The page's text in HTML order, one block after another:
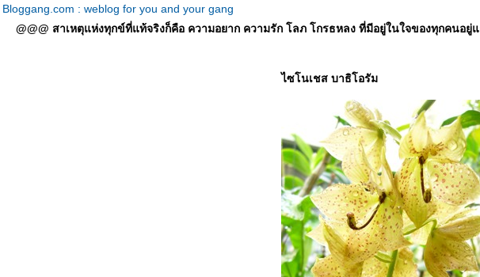
Bloggang.com : weblog for you and your gang
@@@ สาเหตุแห่งทุกข์ที่แท้จริงก็คือ ความอยาก ความรัก โลภ โกรธหลง ที่มีอยู่ในใจของทุกคนอ
ไซโนเชส บาธิโอรัม